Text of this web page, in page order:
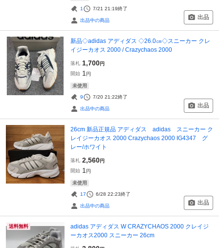
1 7/21 21:19終了
出品中の商品 出品
新品◇adidas アディダス ◇26.0㎝◇スニーカー クレ
イジーカオス 2000 / Crazychaos 2000
落札 1,700円
開始 1 円
未使用
9 7/20 21:22終了
出品中の商品 出品
26cm 新品正規品 アディダス adidas スニーカー ク
レイジーカオス 2000 Crazychaos 2000 IG4347 グ
レー/ホワイト
落札 2,560円
開始 1 円
未使用
17 6/28 22:23終了
出品中の商品 出品
送料無料
adidas アディダス W CRAZYCHAOS 2000 クレイジ
ーカオス2000 スニーカー 26cm